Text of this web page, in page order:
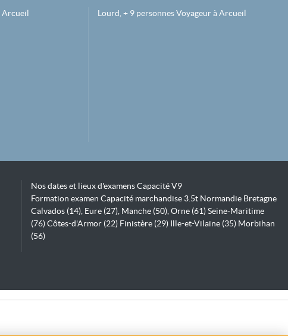
Arcueil Lourd, + 9 personnes Voyageur à Arcueil
Nos dates et lieux d'examens Capacité V9
Formation examen Capacité marchandise 3.5t Normandie Bretagne
Calvados (14), Eure (27), Manche (50), Orne (61) Seine-Maritime
(76) Côtes-d'Armor (22) Finistère (29) Ille-et-Vilaine (35) Morbihan
(56)